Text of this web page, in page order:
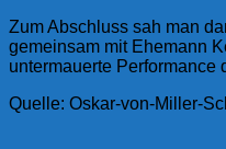
Zum Abschluss sah man
gemeinsam mit Ehemann
untermauerte Performance
Quelle: Oskar-von-Miller-